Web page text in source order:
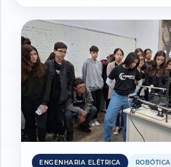
ENGENHARIA ELÉTRICA ROBÓTICA